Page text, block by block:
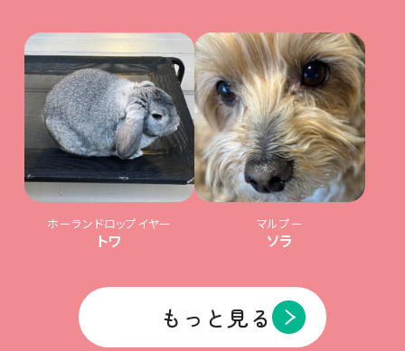
ホーランドロップイヤー
トワ
マルプー
ソラ
もっと見る